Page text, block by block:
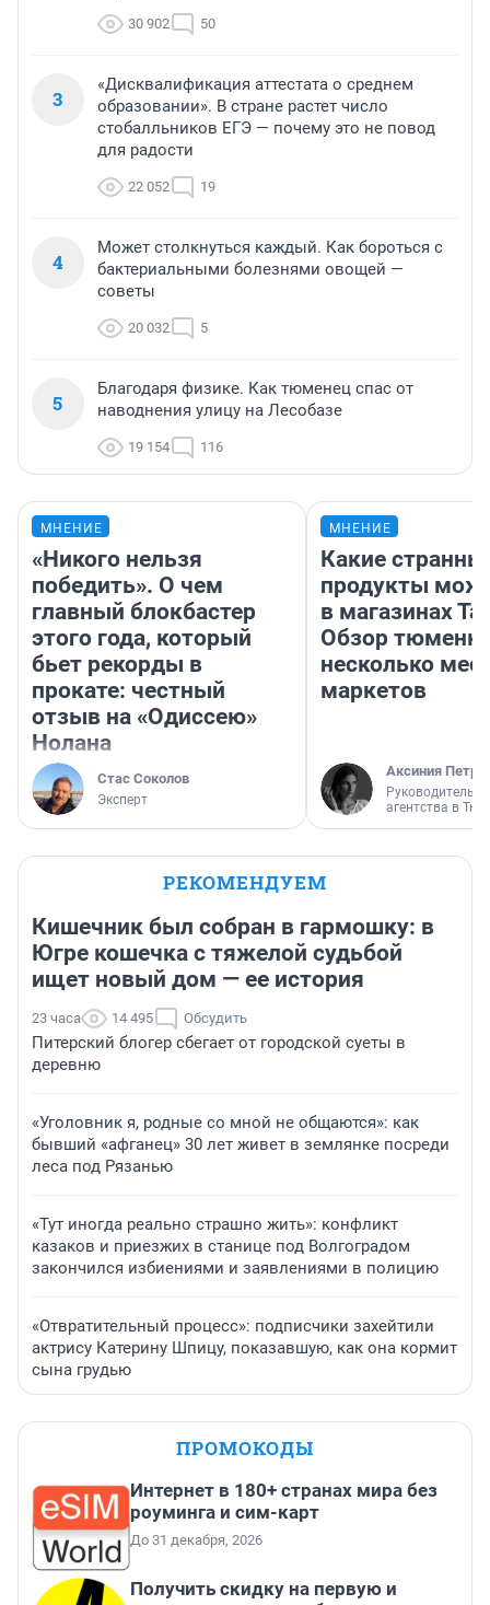
30 902 50
3
«Дисквалификация аттестата о среднем
образовании». В стране растет число
стобалльников ЕГЭ — почему это не повод
для радости
22 052 19
4
Может столкнуться каждый. Как бороться с
бактериальными болезнями овощей —
советы
20 032 5
5
Благодаря физике. Как тюменец спас от
наводнения улицу на Лесобазе
19 154 116
МНЕНИЕ
«Никого нельзя
победить». О чем
главный блокбастер
этого года, который
бьет рекорды в
прокате: честный
отзыв на «Одиссею»
Нолана
Стас Соколов
Эксперт
МНЕНИЕ
Какие
продукты
в магазинах
Обзор
несколько
маркетов
Аксиния
Руководитель
агентства в
РЕКОМЕНДУЕМ
Кишечник был собран в гармошку: в
Югре кошечка с тяжелой судьбой
ищет новый дом — ее история
23 часа 14 495 Обсудить
Питерский блогер сбегает от городской суеты в
деревню
«Уголовник я, родные со мной не общаются»: как
бывший «афганец» 30 лет живет в землянке посреди
леса под Рязанью
«Тут иногда реально страшно жить»: конфликт
казаков и приезжих в станице под Волгоградом
закончился избиениями и заявлениями в полицию
«Отвратительный процесс»: подписчики захейтили
актрису Катерину Шпицу, показавшую, как она кормит
сына грудью
ПРОМОКОДЫ
Интернет в 180+ странах мира без
роуминга и сим-карт
До 31 декабря, 2026
Получить скидку на первую и